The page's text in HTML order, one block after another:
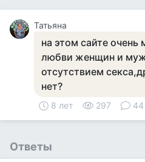
Татьяна
на этом сайте
любви женщин и
отсутствием
нет?
8 лет 297 44
Ответы